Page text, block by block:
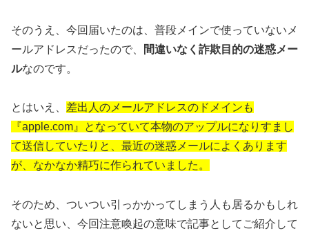
そのうえ、今回届いたのは、普段メインで使っていないメ
ールアドレスだったので、
間違いなく詐欺目的の迷惑メー
ルなのです。
とはいえ、 差出人のメールアドレスのドメインも
『apple.com』となっていて本物のアップルになりすまし
て送信していたりと、最近の迷惑メールによくあります
が、なかなか精巧に作られていました。
そのため、ついつい引っかかってしまう人も居るかもしれ
ないと思い、今回注意喚起の意味で記事としてご紹介して